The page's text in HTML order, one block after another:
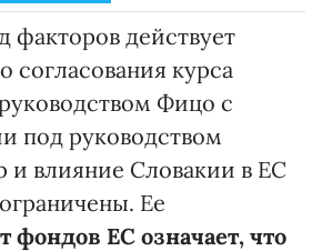
факторов действует
согласования курса
Фицо с
под руководством
и влияние Словакии в ЕС
Ее
фондов ЕС означает, что